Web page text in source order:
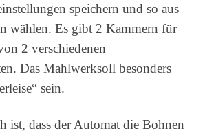
speichern und so aus
wählen. Es gibt 2 Kammern für
2 verschiedenen
Das Mahlwerksoll besonders
sein.
ist, dass der Automat die Bohnen